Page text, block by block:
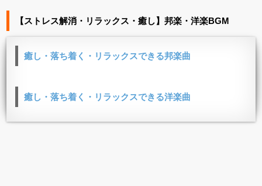
【ストレス解消・リラックス・癒し】邦楽・洋楽BGM
癒し・落ち着く・リラックスできる邦楽曲
癒し・落ち着く・リラックスできる洋楽曲